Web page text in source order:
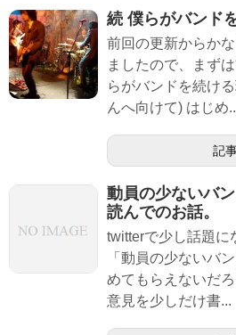
続 僕らがバンド
前回の更新からか
ましたので、まず
らがバンドを続け
んへ向けて) はじめ
記
動員の少ないバ
読んでのお話。
twitterで少し話題に
「動員の少ないバ
めてもらえないだ
意見を少しだけ書...